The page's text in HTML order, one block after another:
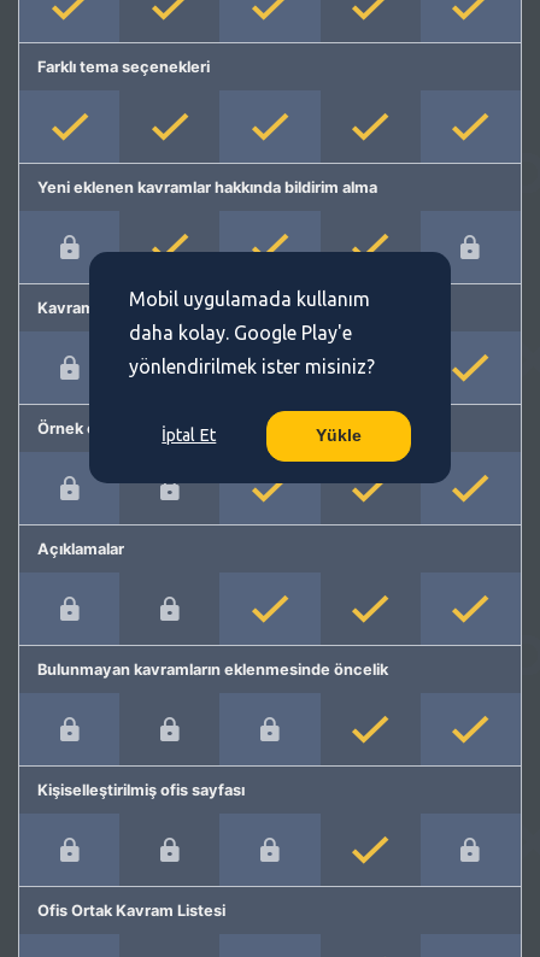
Farklı tema seçenekleri
Yeni eklenen kavramlar hakkında bildirim alma
Kavram önerme
Örnek cümleler
Açıklamalar
Bulunmayan kavramların eklenmesinde öncelik
Kişiselleştirilmiş ofis sayfası
Ofis Ortak Kavram Listesi
Mobil uygulamada kullanım
daha kolay. Google Play'e
yönlendirilmek ister misiniz?
İptal Et Yükle